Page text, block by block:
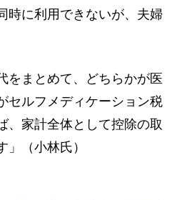
時に利用できないが、夫婦
をまとめて、どちらかが医
セルフメディケーション税
、家計全体として控除の取
」（小林氏）